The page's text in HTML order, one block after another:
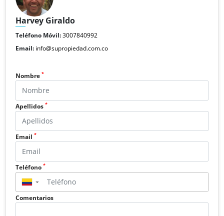
Harvey Giraldo
Teléfono Móvil:3007840992
Email: info@supropiedad.com.co
Nombre *
Apellidos *
Email *
Teléfono *
▼
Comentarios